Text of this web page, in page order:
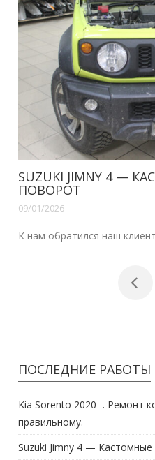
SUZUKI JIMNY 4 —
ПОВОРОТ
09/01/2026
К нам обратился наш
ПОСЛЕДНИЕ РАБОТЫ
Kia Sorento 2020- . Ремонт
правильному.
Suzuki Jimny 4 —